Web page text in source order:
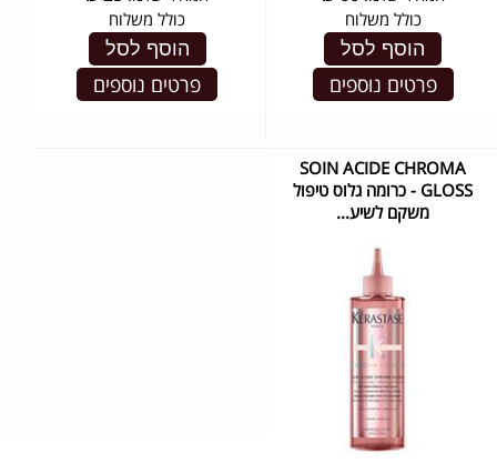
כולל משלוח
הוסף לסל
פרטים נוספים
כולל משלוח
הוסף לסל
פרטים נוספים
SOIN ACIDE CHROMA
GLOSS - כרומה גלוס טיפול
משקם לשיע...